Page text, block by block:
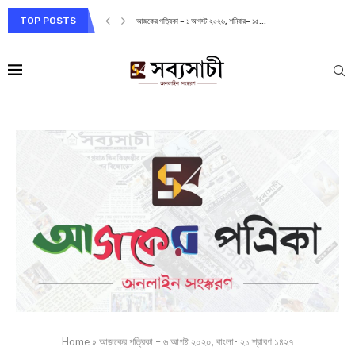
TOP POSTS আজকের পত্রিকা – ১ আগস্ট ২০২৬, শনিবার– ১৫...
Home» আজকের পত্রিকা – ৬ আগষ্ট ২০২০, বাংলা- ২১ শ্রাবণ ১৪২৭